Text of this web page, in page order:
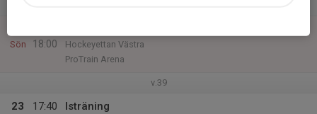
Sön
18:00
Hockeyettan Västra
ProTrain Arena
v.39
23
17:40
Isträning